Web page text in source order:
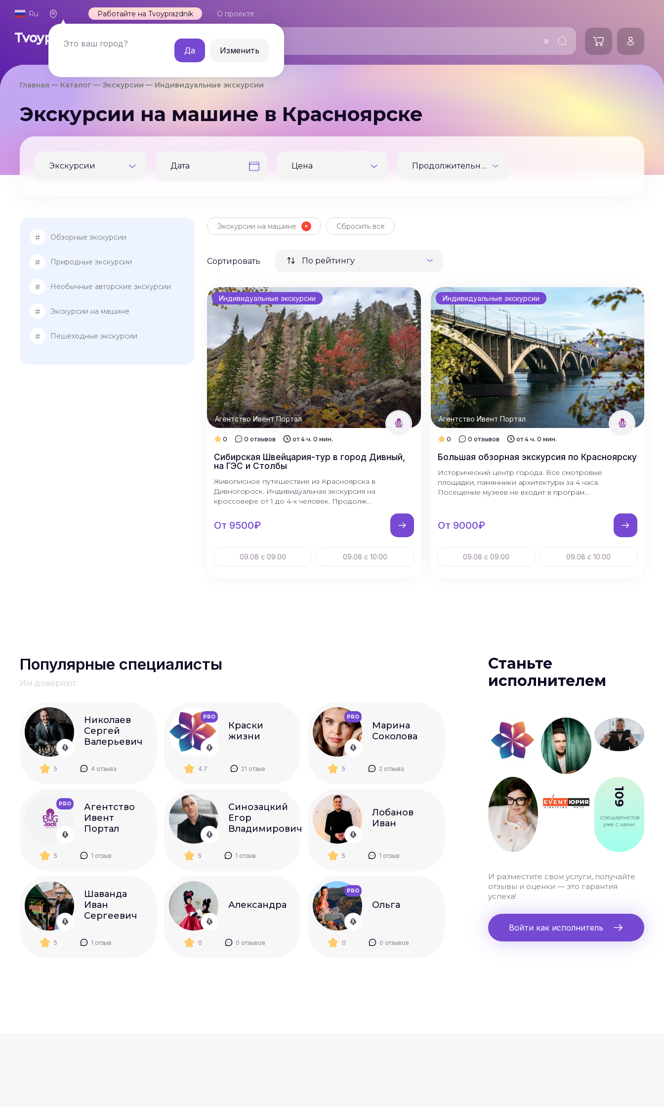
Ru
Это ваш город?
Да Изменить
Работайте на Tvoyprazdnik О проекте
в
Главная Каталог Экскурсии Индивидуальные экскурсии
Экскурсии на машине в Красноярске
Экскурсии Цена Продолжительность
# Обзорные экскурсии
# Природные экскурсии
# Необычные авторские экскурсии
# Экскурсии на машине
# Пешеходные экскурсии
Экскурсии на машине Сбросить все
Сортировать По рейтингу
Индивидуальные экскурсии
Агентство Ивент Портал
0 0 отзывов от 4 ч. 0 мин.
Cибирская Швейцария-тур в город Дивный,
на ГЭС и Столбы
Живописное путешествие из Красноярска в
Дивногороск. Индивидуальная экскурсия на
кроссовере от 1 до 4-х человек. Продолж...
От 9500₽
09.08 с 09:00 09.08 с 10:00
Индивидуальные экскурсии
Агентство Ивент Портал
0 0 отзывов от 4 ч. 0 мин.
Большая обзорная экскурсия по Красноярску
Исторический центр города. Все смотровые
площадки, памянники архитектуры за 4 часа.
Посещение музеев не входит в програм...
От 9000₽
09.08 с 09:00 09.08 с 10:00
Популярные специалисты
Им доверяют
Николаев
Сергей
Валерьевич
5 4 отзыва
PRO
Краски
жизни
4.7 21 отзыв
PRO
Марина
Соколова
5 2 отзыва
PRO
Агентство
Ивент
Портал
5 1 отзыв
Синозацкий
Егор
Владимирович
5 1 отзыв
Лобанов
Иван
5 1 отзыв
Шаванда
Иван
Сергеевич
5 1 отзыв
Александра
0 0 отзывов
PRO
Ольга
0 0 отзывов
Станьте
исполнителем
109
специалистов
уже с нами
И разместите свои услуги, получайте
отзывы и оценки — это гарантия
успеха!
Войти как исполнитель